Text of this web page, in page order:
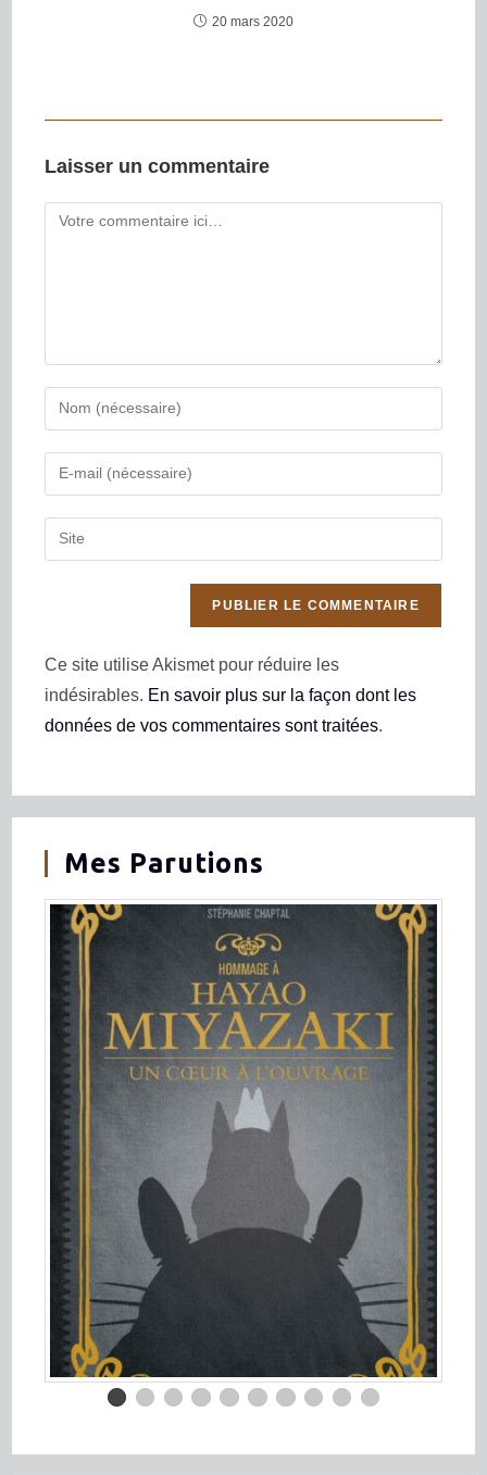
20 mars 2020
Laisser un commentaire
Ce site utilise Akismet pour réduire les
indésirables. En savoir plus sur la façon dont les
données de vos commentaires sont traitées.
Mes Parutions